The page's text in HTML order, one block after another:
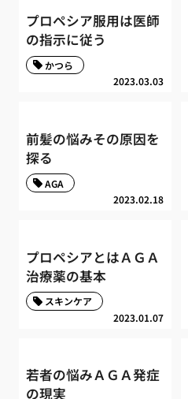
プロペシア服用は医師
の指示に従う
2023.03.03
かつら
前髪の悩みその原因を
探る
2023.02.18
AGA
プロペシアとはＡＧＡ
治療薬の基本
2023.01.07
スキンケア
若者の悩みＡＧＡ発症
の現実